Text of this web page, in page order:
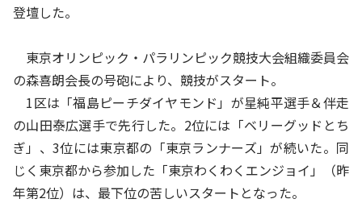
登壇した。
東京オリンピック・パラリンピック競技大会組織委員会
の森喜朗会長の号砲により、競技がスタート。
1区は「福島ピーチダイヤモンド」が星純平選手＆伴走
の山田泰広選手で先行した。2位には「ベリーグッドとち
ぎ」、3位には東京都の「東京ランナーズ」が続いた。同
じく東京都から参加した「東京わくわくエンジョイ」（昨
年第2位）は、最下位の苦しいスタートとなった。